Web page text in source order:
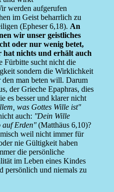
werden aufgerufen
im Geist beharrlich zu
(Epheser 6,18). An
wir unser geistliches
oder nur wenig betet,
hat nichts und erhält auch
Fürbitte sucht nicht die
sondern die Wirklichkeit
den man beten will. Darum
der Grieche Epaphras, dies
es besser und klarer nicht
was Gottes Wille ist''
auch: ''Dein Wille
auf Erden''(Matthäus 6,10)?
weil nicht immer für
nie Gültigkeit haben
die persönliche
im Leben eines Kindes
persönlich und niemals zu